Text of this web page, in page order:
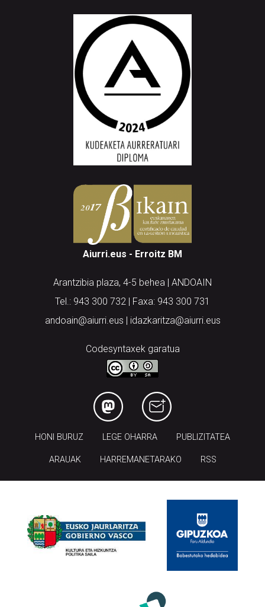
Aiurri.eus - Erroitz BM
Arantzibia plaza, 4-5 behea | ANDOAIN
Tel.: 943 300 732 | Faxa: 943 300 731
andoain@aiurri.eus | idazkaritza@aiurri.eus
Codesyntaxek garatua
HONI BURUZ LEGE OHARRA PUBLIZITATEA
ARAUAK HARREMANETARAKO RSS